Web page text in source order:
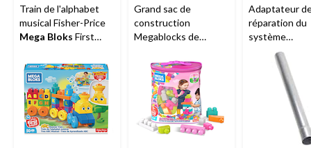
Train de l'alphabet
musical Fisher-Price
Mega Bloks First
et plus
Grand sac de
construction
Megablocks de
Builders, paq. 60, 1 an
et plus
Adaptateur
réparation du
système
Nickson